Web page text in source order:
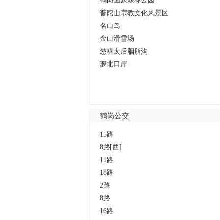
普陀山宗教文化风景区
名山岛
金山滑雪场
慈禧太后胭脂沟
萝北口岸
鹤岗公交
15路
8路[西]
11路
18路
2路
8路
16路